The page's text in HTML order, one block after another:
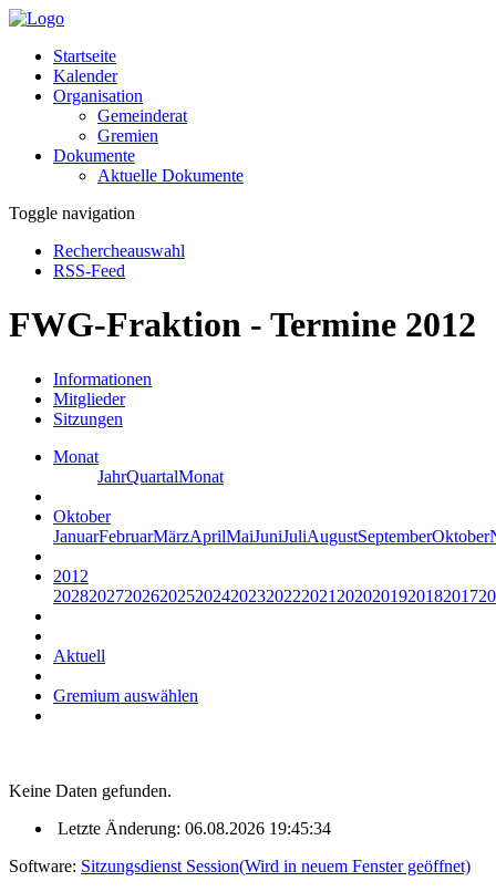
Startseite
Kalender
Organisation
Gemeinderat
Gremien
Dokumente
Aktuelle Dokumente
Toggle navigation
Rechercheauswahl
RSS-Feed
FWG-Fraktion - Termine 2012
Informationen
Mitglieder
Sitzungen
Monat
JahrQuartalMonat
Oktober
JanuarFebruarMärzAprilMaiJuniJuliAugustSeptemberOktober
2012
20282027202620252024202320222021 2020201920182017
Aktuell
Gremium auswählen
Keine Daten gefunden.
Letzte Änderung: 06.08.2026 19:45:34
Software: Sitzungsdienst Session(Wird in neuem Fenster geöffnet)